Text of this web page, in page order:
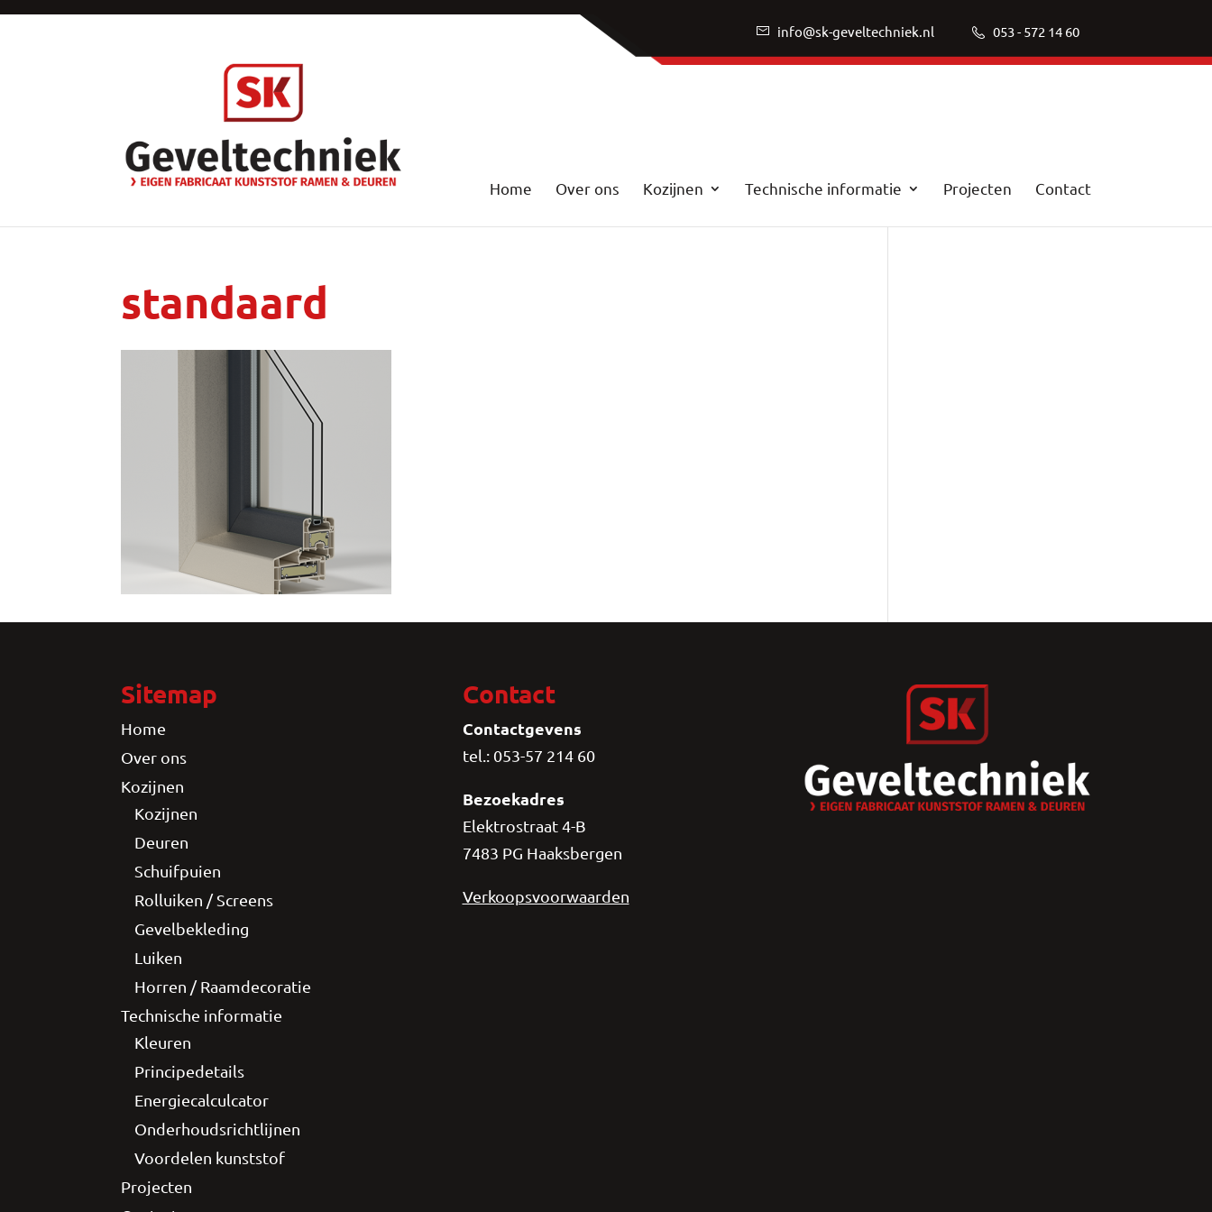
info@sk-geveltechniek.nl 053 - 572 14 60
Home Over ons Kozijnen Technische informatie Projecten Contact
standaard
Sitemap
Home
Over ons
Kozijnen
Kozijnen
Deuren
Schuifpuien
Rolluiken / Screens
Gevelbekleding
Luiken
Horren / Raamdecoratie
Technische informatie
Kleuren
Principedetails
Energiecalculcator
Onderhoudsrichtlijnen
Voordelen kunststof
Projecten
Contact
Contactgevens
tel.: 053-57 214 60
Bezoekadres
Elektrostraat 4-B
7483 PG Haaksbergen
Verkoopsvoorwaarden